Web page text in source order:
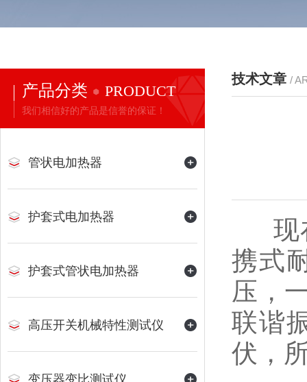
产品分类 PRODUCT
我们相信好的产品是信誉的保证！
管状电加热器
护套式电加热器
护套式管状电加热器
高压开关机械特性测试仪
变压器变比测试仪
技术文章 /
现
携式
压，
联谐
伏，